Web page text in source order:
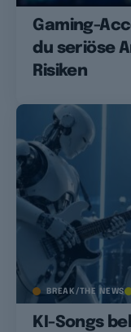
Gaming-
du seriöse
Risiken
BREAK/THE NEWS
KI-Songs